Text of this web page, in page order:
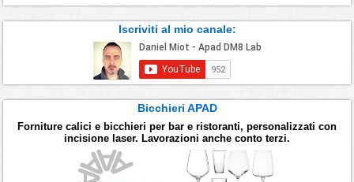
Iscriviti al mio canale:
Bicchieri APAD
Forniture calici e bicchieri per bar e ristoranti, personalizzati con
incisione laser. Lavorazioni anche conto terzi.